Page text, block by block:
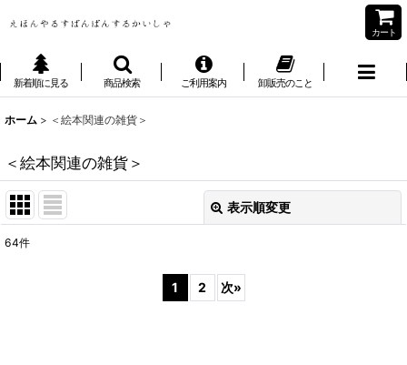
カート
新着順に見る 商品検索 ご利用案内 卸販売のこと
ホーム > ＜絵本関連の雑貨＞
＜絵本関連の雑貨＞
表示順変更
64件
1 2 次»